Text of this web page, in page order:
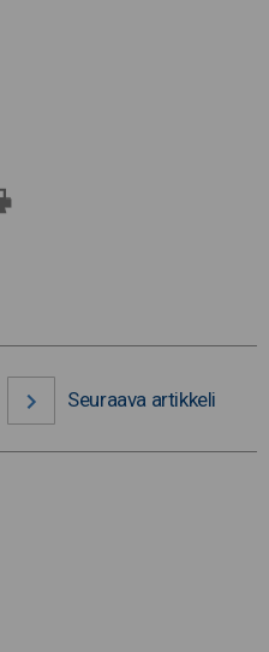
Seuraava artikkeli